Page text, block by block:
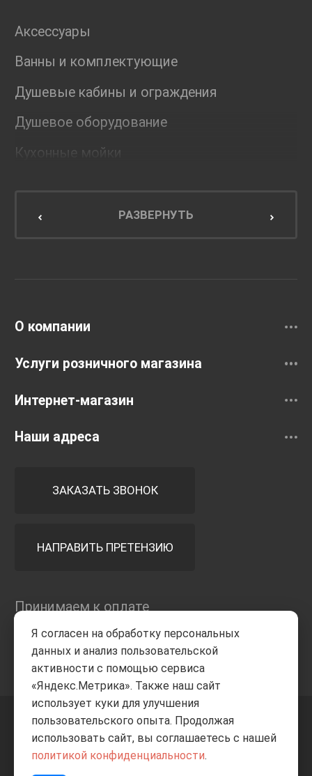
Аксессуары
Ванны и комплектующие
Душевые кабины и ограждения
Душевое оборудование
Кухонные мойки
Мебель для кухниРАЗВЕРНУТЬ
О компании
Услуги розничного магазина
Интернет-магазин
Наши адреса
ЗАКАЗАТЬ ЗВОНОК
НАПРАВИТЬ ПРЕТЕНЗИЮ
Принимаем к оплате
+7 8332205-805 ВВЕРХ
Я согласен на обработку персональных
данных и анализ пользовательской
активности с помощью сервиса
«Яндекс.Метрика». Также наш сайт
использует куки для улучшения
пользовательского опыта. Продолжая
использовать сайт, вы соглашаетесь с нашей
политикой конфиденциальности.